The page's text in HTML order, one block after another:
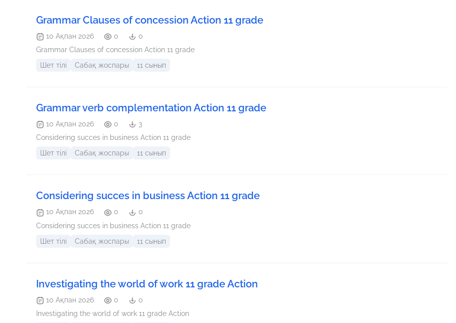
Grammar Clauses of concession Action 11 grade
10 Ақпан 2026 0
0
Grammar Clauses of concession Action 11 grade
Шет тілі
Сабақ жоспары 11 сынып
Grammar verb complementation Action 11 grade
10 Ақпан 2026 0
3
Considering succes in business Action 11 grade
Шет тілі
Сабақ жоспары 11 сынып
Considering succes in business Action 11 grade
10 Ақпан 2026 0
0
Considering succes in business Action 11 grade
Шет тілі
Сабақ жоспары 11 сынып
Investigating the world of work 11 grade Action
10 Ақпан 2026 0
0
Investigating the world of work 11 grade Action